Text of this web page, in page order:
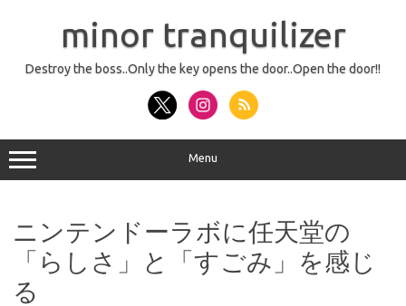
minor tranquilizer
Destroy the boss..Only the key opens the door..Open the door!!
Menu
ニンテンドーラボに任天堂の
「らしさ」と「すごみ」を感じ
る